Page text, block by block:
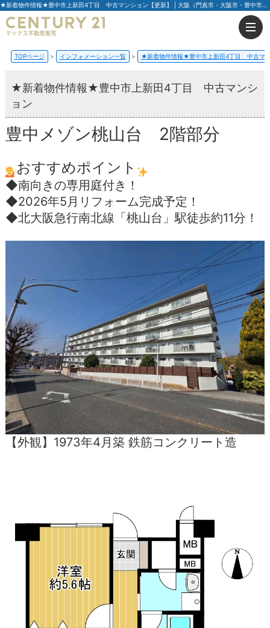
★新着物件情報★豊中市上新田4丁目 中古マンション【更新】 | 大阪（門真市・大阪市・豊中市）の不動産はセンチュリー21マックス不動産販売
TOPページ インフォメーション一覧 ★新着物件情報★豊中市上新田4丁目 中古マ
★新着物件情報★豊中市上新田4丁目 中古マンシ
ョン
豊中メゾン桃山台 2階部分
おすすめポイント
◆南向きの専用庭付き！
◆2026年5月リフォーム完成予定！
◆北大阪急行南北線「桃山台」駅徒歩約11分！
【外観】1973年4月築 鉄筋コンクリート造